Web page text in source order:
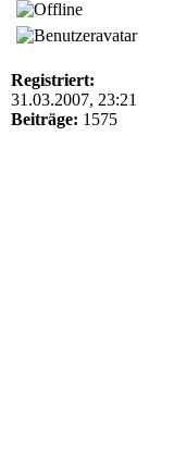
Registriert:
31.03.2007, 23:21
Beiträge: 1575